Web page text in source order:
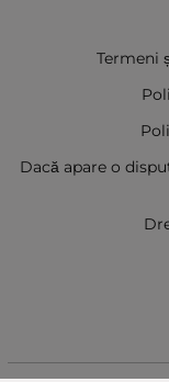
Termeni
Dacă apare o